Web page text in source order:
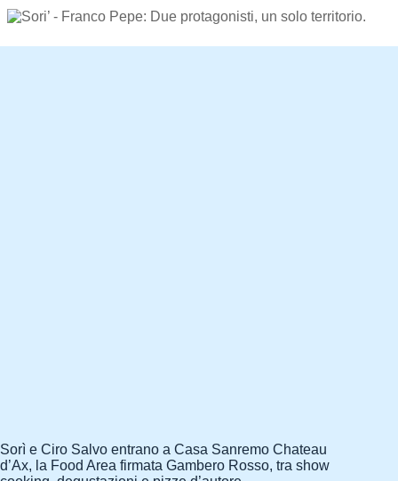
Sorì e Ciro Salvo entrano a Casa Sanremo Chateau
d’Ax, la Food Area firmata Gambero Rosso, tra show